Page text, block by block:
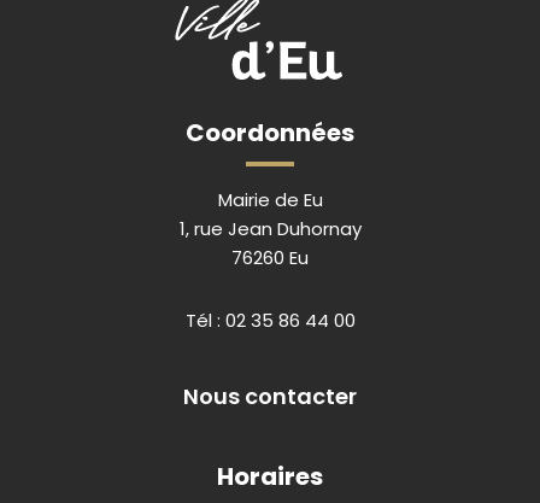
Coordonnées
Mairie de Eu
1, rue Jean Duhornay
76260 Eu
Tél : 02 35 86 44 00
Nous contacter
Horaires